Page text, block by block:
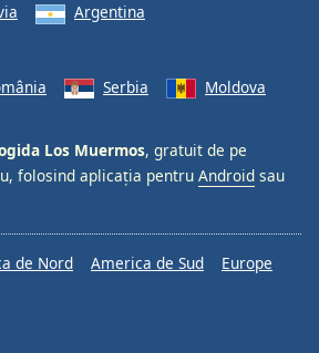
Argentina
Serbia Moldova
Los Muermos, gratuit de pe
folosind aplicația pentru Android sau
de Nord America de Sud
Europe